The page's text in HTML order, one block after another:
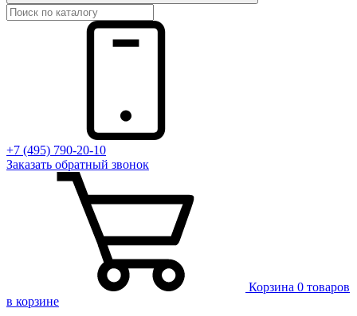
+7 (495) 790-20-10
Заказать обратный звонок
Корзина 0 товаров
в корзине